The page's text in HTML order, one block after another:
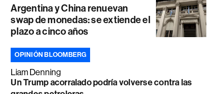
Argentina y China renuevan
swap de monedas: se extiende el
plazo a cinco años
OPINIÓN BLOOMBERG
Liam Denning
Un Trump acorralado podría volverse contra las